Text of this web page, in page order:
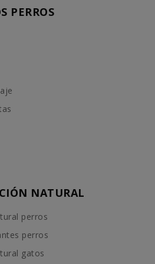
PERROS
NATURAL
perros
perros
gatos